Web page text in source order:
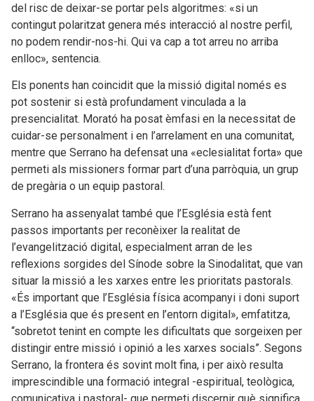
del risc de deixar-se portar pels algoritmes: «si un
contingut polaritzat genera més interacció al nostre perfil,
no podem rendir-nos-hi. Qui va cap a tot arreu no arriba
enlloc», sentencia.
Els ponents han coincidit que la missió digital només es
pot sostenir si està profundament vinculada a la
presencialitat. Morató ha posat èmfasi en la necessitat de
cuidar-se personalment i en l’arrelament en una comunitat,
mentre que Serrano ha defensat una «eclesialitat forta» que
permeti als missioners formar part d’una parròquia, un grup
de pregària o un equip pastoral.
Serrano ha assenyalat també que l’Església està fent
passos importants per reconèixer la realitat de
l’evangelització digital, especialment arran de les
reflexions sorgides del Sínode sobre la Sinodalitat, que van
situar la missió a les xarxes entre les prioritats pastorals.
«És important que l’Església física acompanyi i doni suport
a l’Església que és present en l’entorn digital», emfatitza,
“sobretot tenint en compte les dificultats que sorgeixen per
distingir entre missió i opinió a les xarxes socials”. Segons
Serrano, la frontera és sovint molt fina, i per això resulta
imprescindible una formació integral -espiritual, teològica,